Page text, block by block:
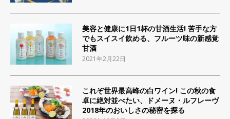
美容と健康に1日1杯の甘酒生活! 苦手な方
でもスイスイ飲める、フルーツ味の新感覚
甘酒
2021年2月22日
これぞ世界最高峰の白ワイン! この秋の食
卓に絶対並べたい、ドメーヌ・ルフレーヴ
2018年のおいしさの秘密を探る